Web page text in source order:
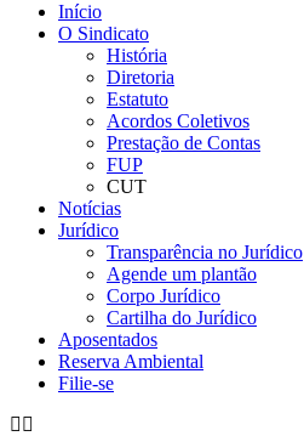
Início
O Sindicato
História
Diretoria
Estatuto
Acordos Coletivos
Prestação de Contas
FUP
CUT
Notícias
Jurídico
Transparência no Jurídico
Agende um plantão
Corpo Jurídico
Cartilha do Jurídico
Aposentados
Reserva Ambiental
Filie-se